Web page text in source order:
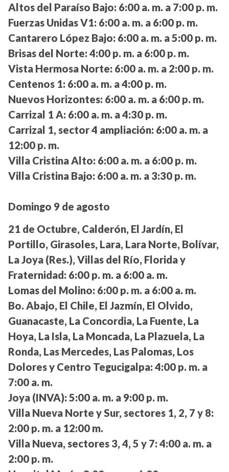
Altos del Paraíso Bajo: 6:00 a. m. a 7:00 p. m.
Fuerzas Unidas V1: 6:00 a. m. a 6:00 p. m.
Cantarero López Bajo: 6:00 a. m. a 5:00 p. m.
Brisas del Norte: 4:00 p. m. a 6:00 p. m.
Vista Hermosa Norte: 6:00 a. m. a 2:00 p. m.
Centenos 1: 6:00 a. m. a 4:00 p. m.
Nuevos Horizontes: 6:00 a. m. a 6:00 p. m.
Carrizal 1 A: 6:00 a. m. a 4:30 p. m.
Carrizal 1, sector 4 ampliación: 6:00 a. m. a
12:00 p. m.
Villa Cristina Alto: 6:00 a. m. a 6:00 p. m.
Villa Cristina Bajo: 6:00 a. m. a 3:30 p. m.
Domingo 9 de agosto
21 de Octubre, Calderón, El Jardín, El
Portillo, Girasoles, Lara, Lara Norte, Bolívar,
La Joya (Res.), Villas del Río, Florida y
Fraternidad: 6:00 p. m. a 6:00 a. m.
Lomas del Molino: 6:00 p. m. a 6:00 a. m.
Bo. Abajo, El Chile, El Jazmín, El Olvido,
Guanacaste, La Concordia, La Fuente, La
Hoya, La Isla, La Moncada, La Plazuela, La
Ronda, Las Mercedes, Las Palomas, Los
Dolores y Centro Tegucigalpa: 4:00 p. m. a
7:00 a. m.
Joya (INVA): 5:00 a. m. a 9:00 p. m.
Villa Nueva Norte y Sur, sectores 1, 2, 7 y 8:
2:00 p. m. a 12:00 m.
Villa Nueva, sectores 3, 4, 5 y 7: 4:00 a. m. a
2:00 p. m.